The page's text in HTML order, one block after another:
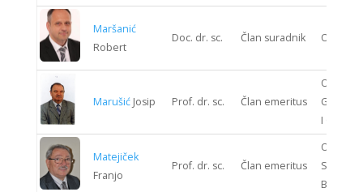
Maršanić
Robert
Doc. dr. sc. Član suradnik ODJEL
Marušić Josip Prof. dr. sc. Član emeritus
ODJEL
I
Matejiček
Franjo
Prof. dr. sc. Član emeritus
ODJEL